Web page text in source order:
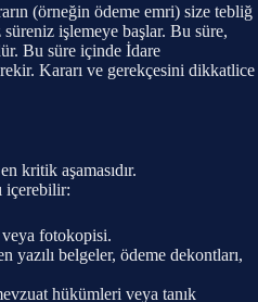
(örneğin ödeme emri) size tebliğ
işlemeye başlar. Bu süre,
Bu süre içinde İdare
Kararı ve gerekçesini dikkatlice
kritik aşamasıdır.
içerebilir:
veya fotokopisi.
yazılı belgeler, ödeme dekontları,
hükümleri veya tanık